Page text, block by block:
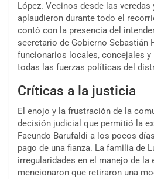
López. Vecinos desde las veredas
aplaudieron durante todo el
contó con la presencia del
secretario de Gobierno Sebastián
funcionarios locales, concejales y
todas las fuerzas políticas del
Críticas a la justicia
El enojo y la frustración de la
decisión judicial que permitió la
Facundo Barufaldi a los pocos
pago de una fianza. La familia de
irregularidades en el manejo de la
mencionaron que retiraron una